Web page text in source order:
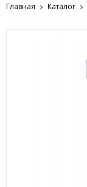
Главная Каталог